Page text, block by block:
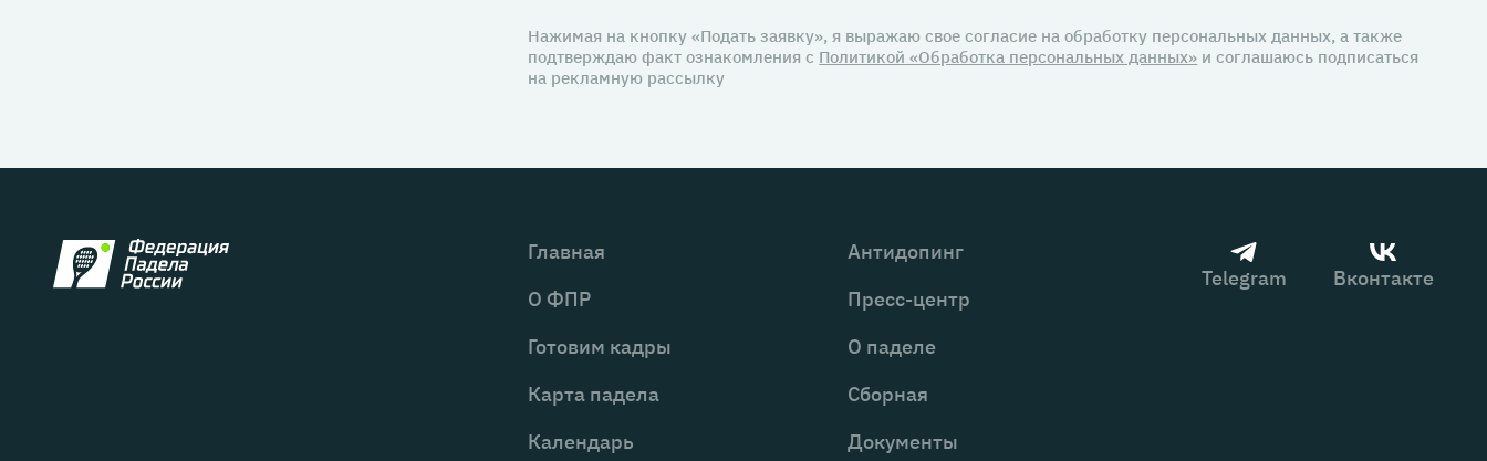
Нажимая на кнопку «Подать заявку», я выражаю свое согласие на обработку персональных данных, а также
подтверждаю факт ознакомления с Политикой «Обработка персональных данных» и соглашаюсь подписаться
на рекламную рассылку
Главная
О ФПР
Готовим кадры
Карта падела
Календарь
Антидопинг
Пресс-центр
О паделе
Сборная
Документы
Telegram Вконтакте